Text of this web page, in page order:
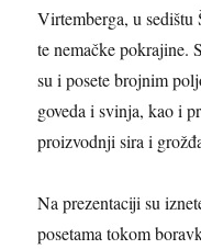
Virtemberga, u sedištu
te nemačke pokrajine.
su i posete brojnim
goveda i svinja, kao i
proizvodnji sira i
Na prezentaciji su
posetama tokom